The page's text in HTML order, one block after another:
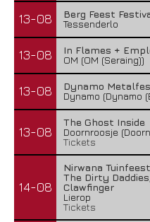
13-08
Berg Feest
Tessenderlo
13-08
In Flames +
OM (OM (Seraing))
13-08
Dynamo
Dynamo (Dynamo
13-08
The Ghost Inside
Doornroosje
Tickets
14-08
Nirwana
The Dirty
Clawfinger
Lierop
Tickets